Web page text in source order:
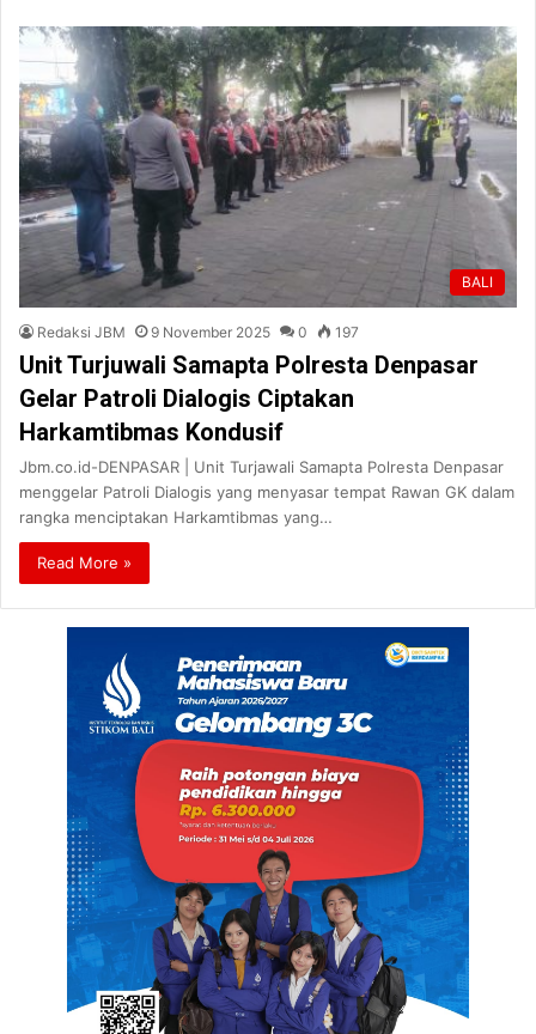
BALI
Redaksi JBM 9 November 2025 0 197
Unit Turjuwali Samapta Polresta Denpasar
Gelar Patroli Dialogis Ciptakan
Harkamtibmas Kondusif
Jbm.co.id-DENPASAR | Unit Turjawali Samapta Polresta Denpasar
menggelar Patroli Dialogis yang menyasar tempat Rawan GK dalam
rangka menciptakan Harkamtibmas yang…
Read More »